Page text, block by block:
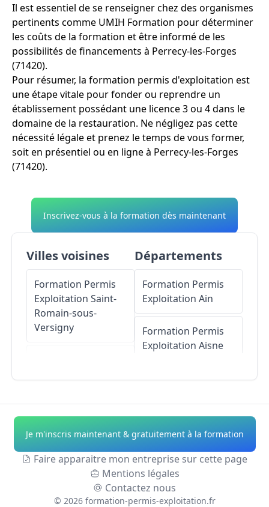
Il est essentiel de se renseigner chez des organismes
pertinents comme UMIH Formation pour déterminer
les coûts de la formation et être informé de les
possibilités de financements à Perrecy-les-Forges
(71420).
Pour résumer, la formation permis d'exploitation est
une étape vitale pour fonder ou reprendre un
établissement possédant une licence 3 ou 4 dans le
domaine de la restauration. Ne négligez pas cette
nécessité légale et prenez le temps de vous former,
soit en présentiel ou en ligne à Perrecy-les-Forges
(71420).
Inscrivez-vous à la formation dès maintenant
Villes voisines
Formation Permis
Exploitation Saint-
Romain-sous-
Versigny
Sanvignes
Formation Permis
Exploitation
Génelard
Formation Permis
Départements
Formation Permis
Exploitation Ain
Formation Permis
Exploitation Aisne
Formation Permis
ExploitationAlpes-
de-Haute-Provence
Formation Permis
Exploitation Hautes-
Je m'inscris maintenant & gratuitement à la formation
Faire apparaitre mon entreprise sur cette page
Mentions légales
Contactez nous
© 2026 formation-permis-exploitation.fr